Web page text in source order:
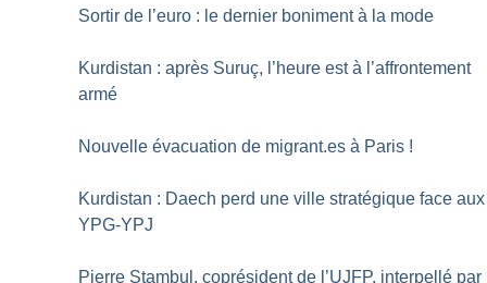
Sortir de l’euro : le dernier boniment à la mode
Kurdistan : après Suruç, l’heure est à l’affrontement
armé
Nouvelle évacuation de migrant.es à Paris !
Kurdistan : Daech perd une ville stratégique face aux
YPG-YPJ
Pierre Stambul, coprésident de l’UJFP, interpellé par